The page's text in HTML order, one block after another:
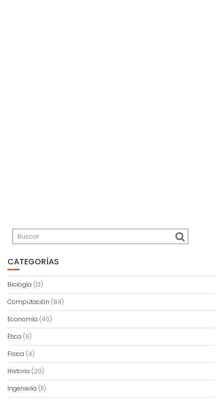
CATEGORÍAS
Biología (13)
Computación (84)
Economía (40)
Ética (9)
Física (4)
Historia (20)
Ingeniería (11)